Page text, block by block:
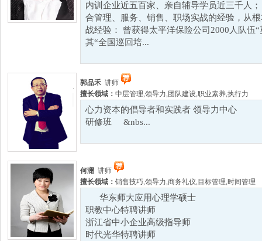
内训企业近五百家、亲自辅导学员近三千人
合管理、服务、销售、职场实战的经验，从
战经验： 曾获得太平洋保险公司2000人队伍
其“全国巡回培...
郭品禾 讲师
擅长领域： 中层管理,领导力, 团队建设,职业素养,执行力
心力资本的倡导者和实践者 领导力
研修班 &nbs...
何澜 讲师
擅长领域： 销售技巧,领导力,商务礼仪, 目标管理,时间管理
华东师大应用心理学硕士
职教中心特聘讲师
浙江省中小企业高级指导师
时代光华特聘讲师